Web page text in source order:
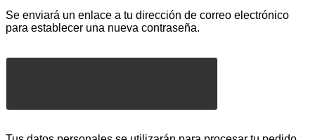
Se enviará un enlace a tu dirección de correo electrónico
para establecer una nueva contraseña.